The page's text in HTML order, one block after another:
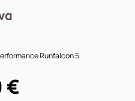
Runfalcon 5
€